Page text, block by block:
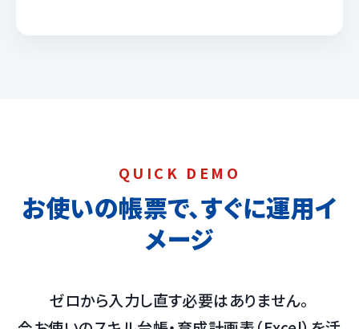
QUICK DEMO
お使いの帳票で、すぐに運用イ
メージ
ゼロから入力し直す必要はありません。